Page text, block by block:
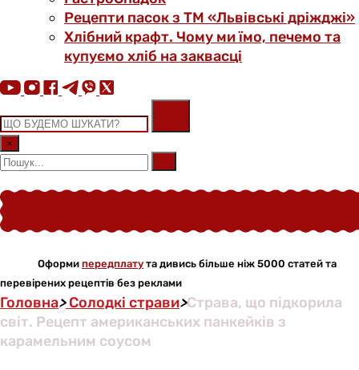
Рецепти пасок з ТМ «Львівські дріжджі»
Хлібний крафт. Чому ми їмо, печемо та
купуємо хліб на заквасці
×
Оформи передплату та дивись більше ніж 5000 статей та
перевірених рецептів без реклами
Головна>Солодкі страви>Страва, що підкорила
світ. Рецепт американських панкейків з
карамельним соусом